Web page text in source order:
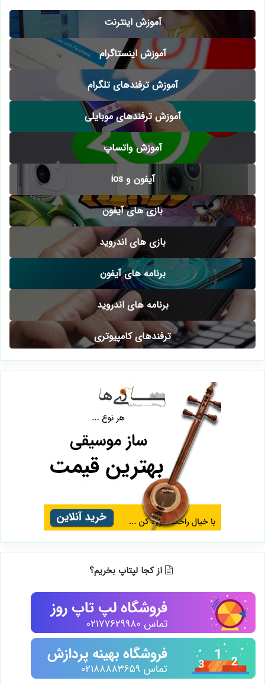
آموزش اینترنت
آموزش اینستاگرام
آموزش ترفندهای تلگرام
آموزش ترفندهای موبایلی
آموزش واتساپ
آیفون و ios
بازی های آیفون
بازی های اندروید
برنامه های آیفون
برنامه های اندروید
ترفندهای کامپیوتری
از کجا لپتاپ بخریم؟